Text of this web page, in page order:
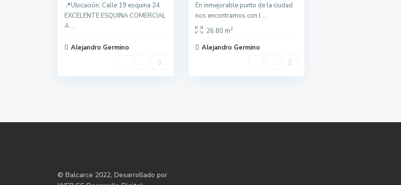
📍Ubicación: Calle 19 esquina 24
EXCELENTE ESQUINA COMERCIAL
A ...
Alejandro Germino
En inmejorable punto de la ciudad
nos encontramos con l ...
26.80 m2
Alejandro Germino
© Balcarce 2022, Desarrollado por